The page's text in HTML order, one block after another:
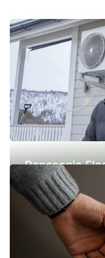
Panasonic
(-42 °C)